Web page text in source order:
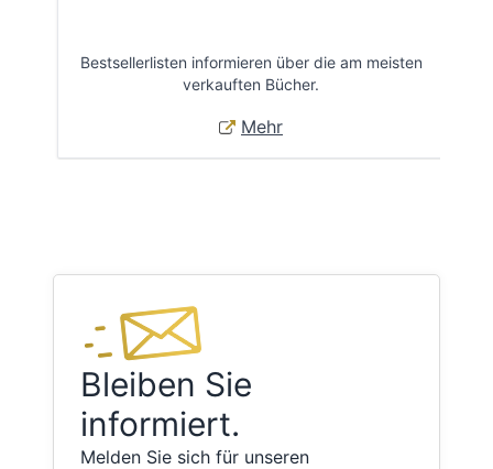
Bestsellerlisten informieren über die am meisten
verkauften Bücher.
Mehr
Bleiben Sie
informiert.
Melden Sie sich für unseren